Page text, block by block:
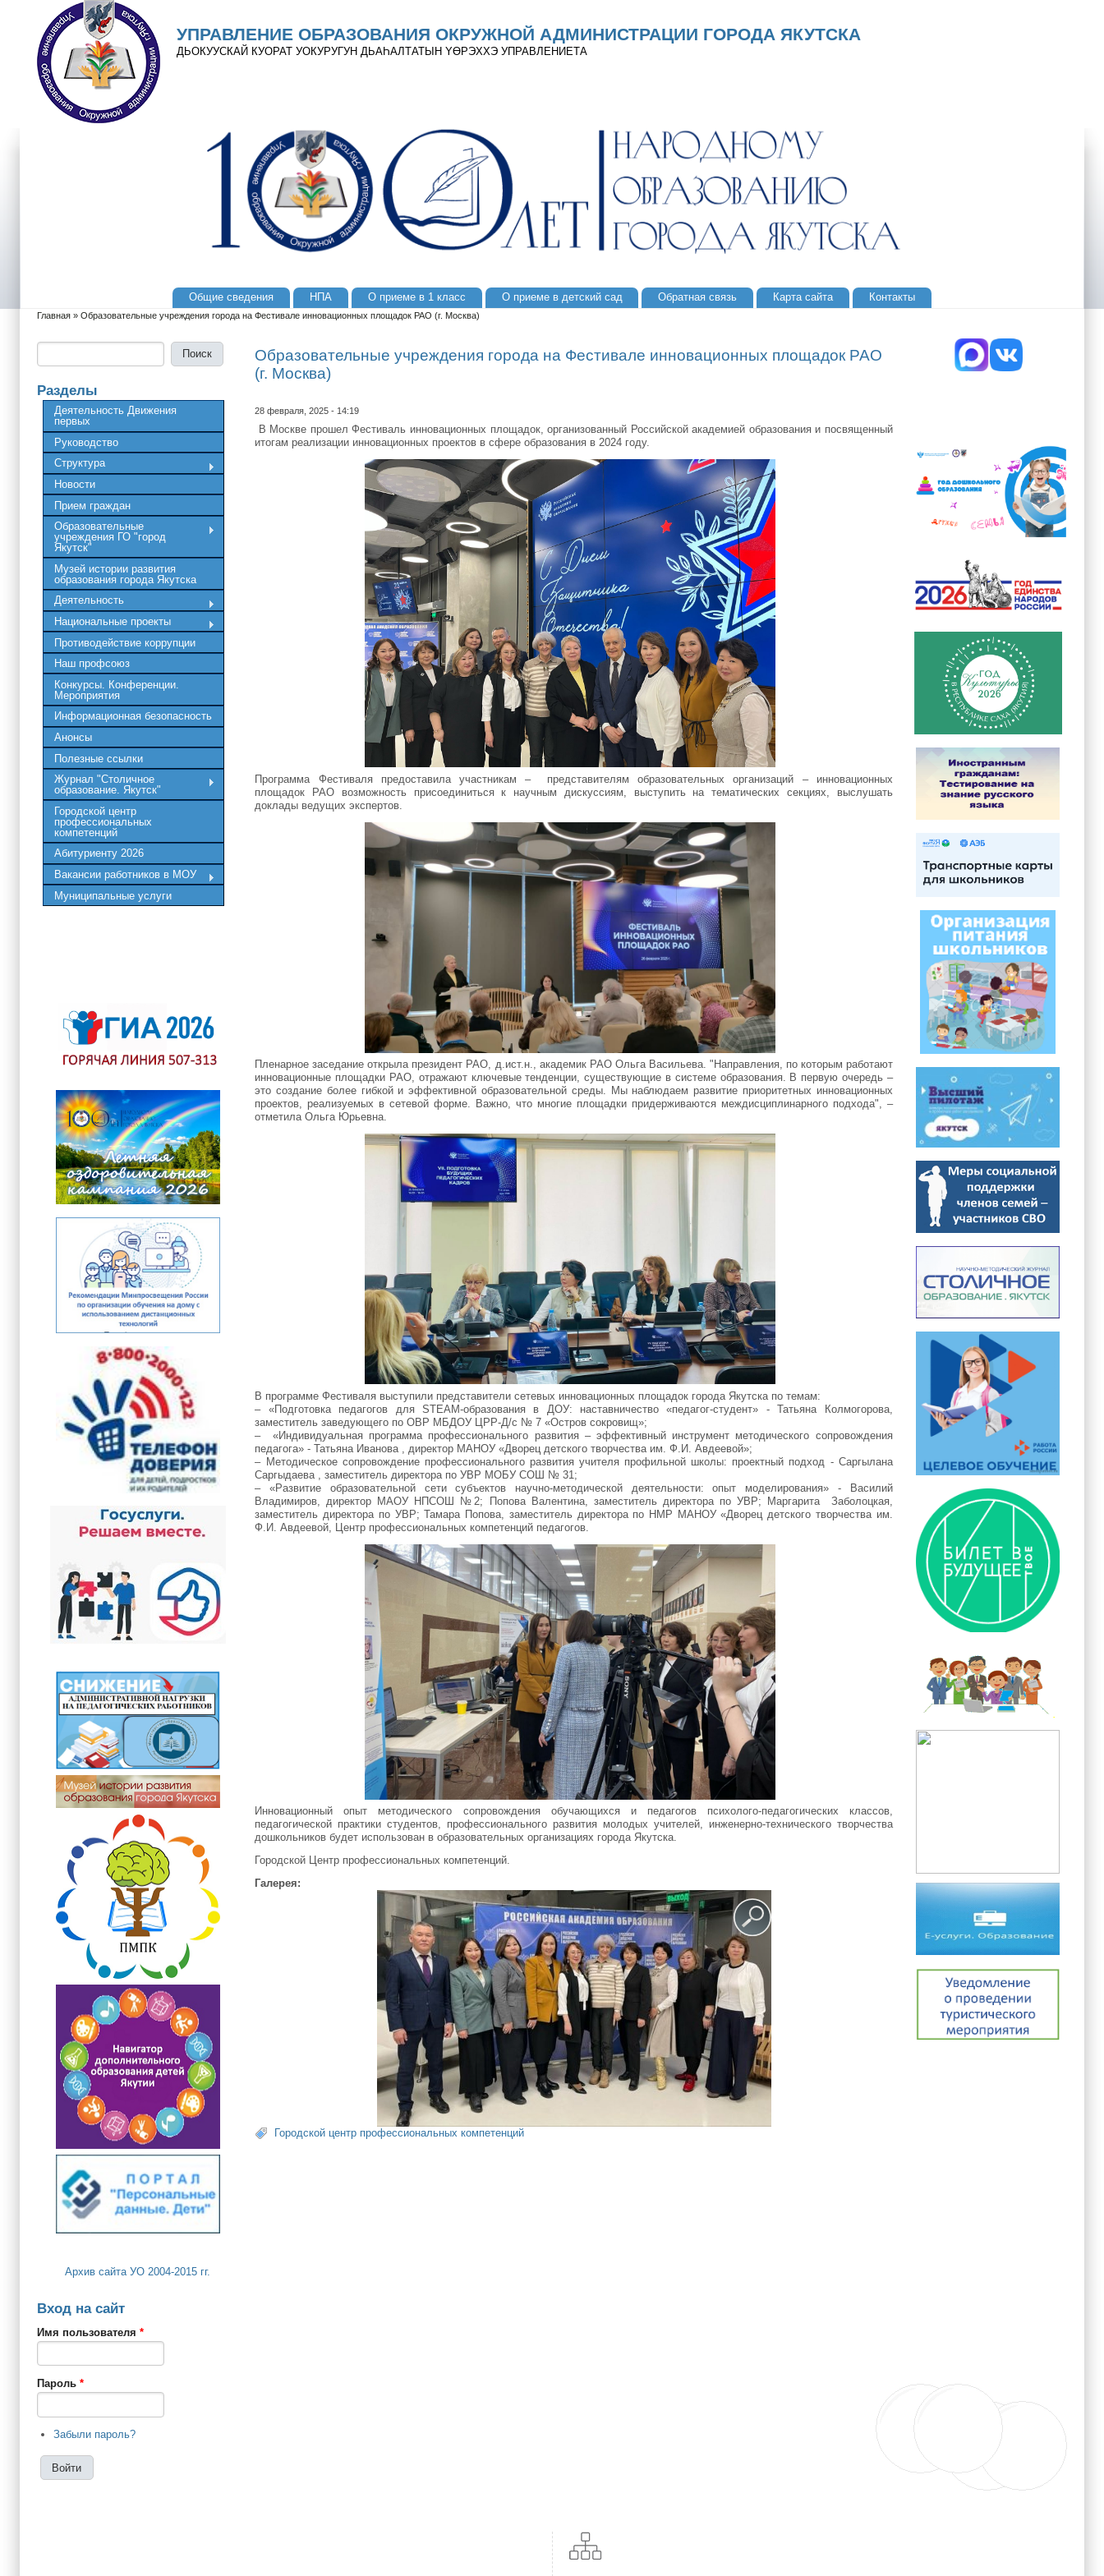
Перейти к основному содержанию
Skip to search
УПРАВЛЕНИЕ ОБРАЗОВАНИЯ ОКРУЖНОЙ АДМИНИСТРАЦИИ ГОРОДА ЯКУТСКА
ДЬОКУУСКАЙ КУОРАТ УОКУРУГУН ДЬАҺАЛТАТЫН YӨРЭХХЭ УПРАВЛЕНИЕТА
Общие сведения НПА О приеме в 1 класс О приеме в детский сад Обратная связь Карта сайта Контакты
Вы здесь
Главная » Образовательные учреждения города на Фестивале инновационных площадок РАО (г. Москва)
Разделы
Деятельность Движения
первых
Руководство
Структура
Новости
Прием граждан
Образовательные
учреждения ГО "город
Якутск"
Музей истории развития
образования города Якутска
Деятельность
Национальные проекты
Противодействие коррупции
Наш профсоюз
Конкурсы. Конференции.
Мероприятия
Информационная безопасность
Анонсы
Полезные ссылки
Журнал "Столичное
образование. Якутск"
Городской центр
профессиональных
компетенций
Абитуриенту 2026
Вакансии работников в МОУ
Муниципальные услуги
Архив сайта УО 2004-2015 гг.
Вход на сайт
Имя пользователя *
Пароль *
Забыли пароль?
Образовательные учреждения города на Фестивале инновационных площадок РАО
(г. Москва)
28 февраля, 2025 - 14:19
В Москве прошел Фестиваль инновационных площадок, организованный Российской академией образования и посвященный
итогам реализации инновационных проектов в сфере образования в 2024 году.
Программа Фестиваля предоставила участникам – представителям образовательных организаций – инновационных
площадок РАО возможность присоединиться к научным дискуссиям, выступить на тематических секциях, выслушать
доклады ведущих экспертов.
Пленарное заседание открыла президент РАО, д.ист.н., академик РАО Ольга Васильева. "Направления, по которым работают
инновационные площадки РАО, отражают ключевые тенденции, существующие в системе образования. В первую очередь –
это создание более гибкой и эффективной образовательной среды. Мы наблюдаем развитие приоритетных инновационных
проектов, реализуемых в сетевой форме. Важно, что многие площадки придерживаются междисциплинарного подхода", –
отметила Ольга Юрьевна.
В программе Фестиваля выступили представители сетевых инновационных площадок города Якутска по темам:
– «Подготовка педагогов для STEAM-образования в ДОУ: наставничество «педагог-студент» - Татьяна Колмогорова,
заместитель заведующего по ОВР МБДОУ ЦРР-Д/с № 7 «Остров сокровищ»;
– «Индивидуальная программа профессионального развития – эффективный инструмент методического сопровождения
педагога» - Татьяна Иванова
, директор МАНОУ «Дворец детского творчества им. Ф.И. Авдеевой»;
– Методическое сопровождение профессионального развития учителя профильной школы: проектный подход - Саргылана
Саргыдаева
, заместитель директора по УВР МОБУ СОШ № 31;
– «Развитие образовательной сети субъектов научно-методической деятельности: опыт моделирования» - Василий
Владимиров , директор МАОУ НПСОШ №2; Попова Валентина, заместитель директора по УВР; Маргарита Заболоцкая,
заместитель директора по УВР; Тамара Попова , заместитель директора по НМР МАНОУ «Дворец детского творчества им.
Ф.И. Авдеевой, Центр профессиональных компетенций педагогов.
Инновационный опыт методического сопровождения обучающихся и педагогов психолого-педагогических классов,
педагогической практики студентов, профессионального развития молодых учителей, инженерно-технического творчества
дошкольников будет использован в образовательных организациях города Якутска.
Городской Центр профессиональных компетенций.
Галерея:
Городской центр профессиональных компетенций